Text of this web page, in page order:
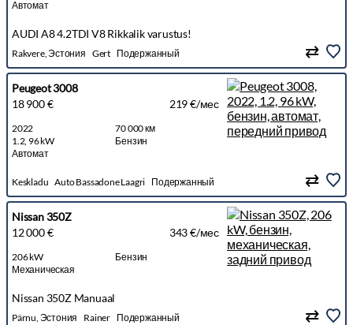
Автомат
AUDI A8 4.2TDI V8 Rikkalik varustus!
Rakvere, Эстония Gert Подержанный
Peugeot 3008
18 900 €
219 €/мес
2022
70 000 км
1.2, 96 kW
Бензин
Автомат
Keskladu Auto Bassadone Laagri Подержанный
Nissan 350Z
12 000 €
343 €/мес
206 kW
Бензин
Механическая
Nissan 350Z Manuaal
Pärnu, Эстония Rainer Подержанный